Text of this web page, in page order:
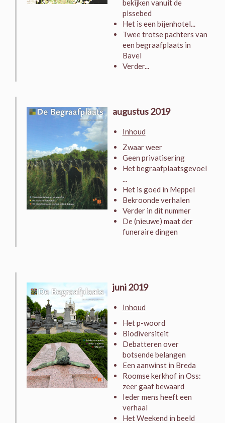
bekijken vanuit de
pissebed
Het is een bijenhotel...
Twee trotse pachters van
een begraafplaats in
Bavel
Verder...
augustus 2019
Inhoud
Zwaar weer
Geen privatisering
Het begraafplaatsgevoel
...
Het is goed in Meppel
Bekroonde verhalen
Verder in dit nummer
De (nieuwe) maat der
funeraire dingen
juni 2019
Inhoud
Het p-woord
Biodiversiteit
Debatteren over
botsende belangen
Een aanwinst in Breda
Roomse kerkhof in Oss:
zeer gaaf bewaard
Ieder mens heeft een
verhaal
Het Weekend in beeld